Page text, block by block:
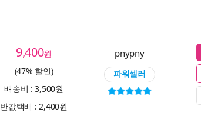
9,400원
(47% 할인)
배송비 : 3,500원
반값택배 : 2,400원
pnypny
파워셀러